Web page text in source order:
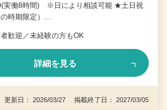
実働8時間) ※日により相談可能 ★土日祝
時期限定）…
歓迎／未経験の方もOK
詳細を見る
更新日： 2026/03/27 掲載終了日： 2027/03/05